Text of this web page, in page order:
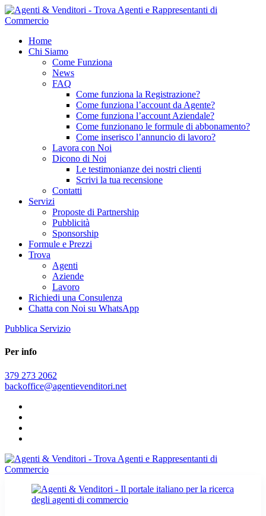
Home
Chi Siamo
Come Funziona
News
FAQ
Come funziona la Registrazione?
Come funziona l’account da Agente?
Come funziona l’account Aziendale?
Come funzionano le formule di abbonamento?
Come inserisco l’annuncio di lavoro?
Lavora con Noi
Dicono di Noi
Le testimonianze dei nostri clienti
Scrivi la tua recensione
Contatti
Servizi
Proposte di Partnership
Pubblicità
Sponsorship
Formule e Prezzi
Trova
Agenti
Aziende
Lavoro
Richiedi una Consulenza
Chatta con Noi su WhatsApp
Pubblica Servizio
Per info
379 273 2062
backoffice@agentievenditori.net